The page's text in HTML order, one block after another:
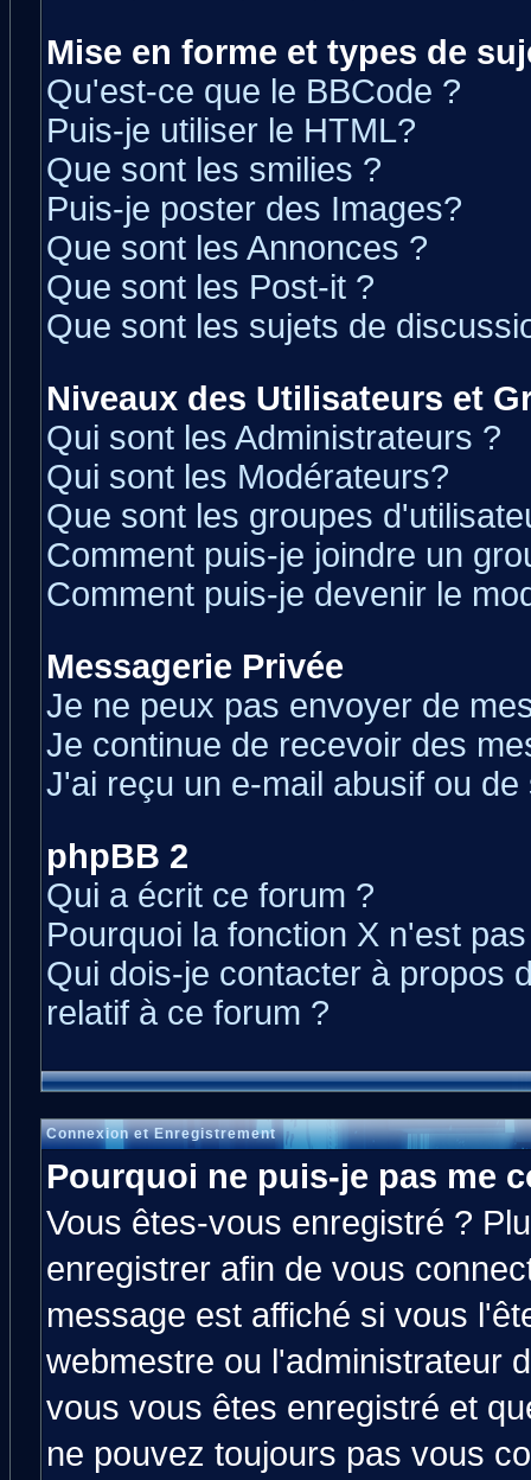
Mise en forme et types de
Qu'est-ce que le BBCode ?
Puis-je utiliser le HTML?
Que sont les smilies ?
Puis-je poster des Images?
Que sont les Annonces ?
Que sont les Post-it ?
Que sont les sujets de
Niveaux des Utilisateurs et
Qui sont les Administrateurs ?
Qui sont les Modérateurs?
Que sont les groupes
Comment puis-je joindre un
Comment puis-je devenir le
Messagerie Privée
Je ne peux pas envoyer de
Je continue de recevoir des
J'ai reçu un e-mail abusif ou
phpBB 2
Qui a écrit ce forum ?
Pourquoi la fonction X n'est
Qui dois-je contacter à propos
relatif à ce forum ?
Connexion et Enregistrement
Pourquoi ne puis-je pas me
Vous êtes-vous enregistré ?
enregistrer afin de vous
message est affiché si vous
webmestre ou l'administrateur
vous vous êtes enregistré et
ne pouvez toujours pas vous